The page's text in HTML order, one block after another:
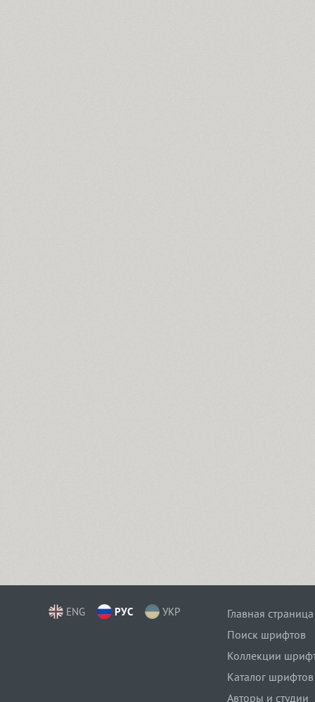
ENG РУС УКР
Главная страница
Поиск шрифтов
Коллекции
Каталог шрифтов
Авторы и студии